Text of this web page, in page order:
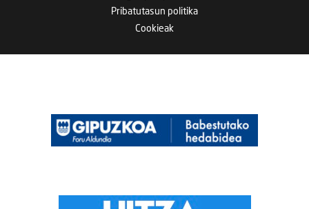
Pribatutasun politika
Cookieak